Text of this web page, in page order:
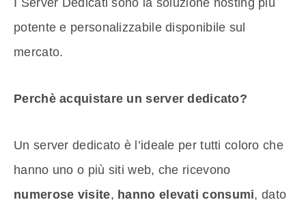
potente e personalizzabile disponibile sul
mercato.
Perchè acquistare un server dedicato?
Un server dedicato è l’ideale per tutti coloro che
hanno uno o più siti web, che ricevono
numerose visite, hanno elevati consumi, dato